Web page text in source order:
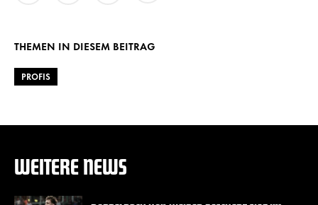
THEMEN IN DIESEM BEITRAG
PROFIS
WEITERE NEWS